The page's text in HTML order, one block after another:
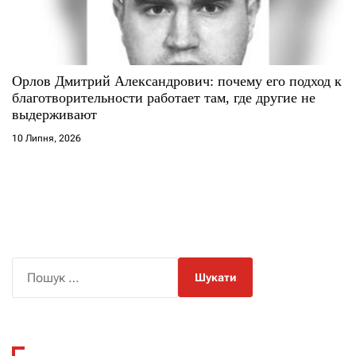
Орлов Дмитрий Александрович: почему его подход к
благотворительности работает там, где другие не
выдерживают
10 Липня, 2026
к